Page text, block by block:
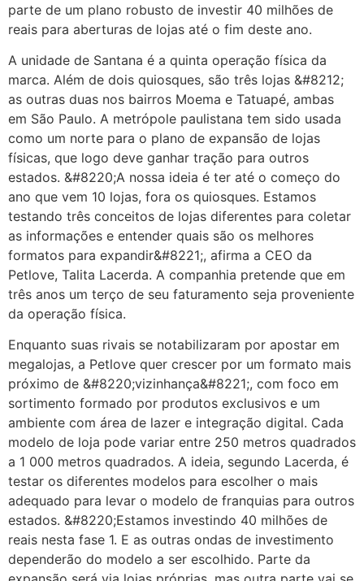
parte de um plano robusto de investir 40 milhões de
reais para aberturas de lojas até o fim deste ano.
A unidade de Santana é a quinta operação física da
marca. Além de dois quiosques, são três lojas &#8212;
as outras duas nos bairros Moema e Tatuapé, ambas
em São Paulo. A metrópole paulistana tem sido usada
como um norte para o plano de expansão de lojas
físicas, que logo deve ganhar tração para outros
estados. &#8220;A nossa ideia é ter até o começo do
ano que vem 10 lojas, fora os quiosques. Estamos
testando três conceitos de lojas diferentes para coletar
as informações e entender quais são os melhores
formatos para expandir&#8221;, afirma a CEO da
Petlove, Talita Lacerda. A companhia pretende que em
três anos um terço de seu faturamento seja proveniente
da operação física.
Enquanto suas rivais se notabilizaram por apostar em
megalojas, a Petlove quer crescer por um formato mais
próximo de &#8220;vizinhança&#8221;, com foco em
sortimento formado por produtos exclusivos e um
ambiente com área de lazer e integração digital. Cada
modelo de loja pode variar entre 250 metros quadrados
a 1 000 metros quadrados. A ideia, segundo Lacerda, é
testar os diferentes modelos para escolher o mais
adequado para levar o modelo de franquias para outros
estados. &#8220;Estamos investindo 40 milhões de
reais nesta fase 1. E as outras ondas de investimento
dependerão do modelo a ser escolhido. Parte da